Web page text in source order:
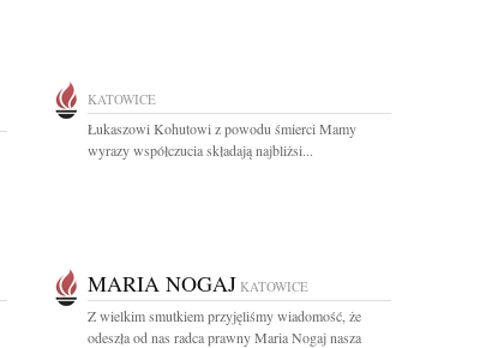
KATOWICE
Łukaszowi Kohutowi z powodu śmierci Mamy
wyrazy współczucia składają najbliżsi...
MARIA NOGAJ KATOWICE
Z wielkim smutkiem przyjęliśmy wiadomość, że
odeszła od nas radca prawny Maria Nogaj nasza